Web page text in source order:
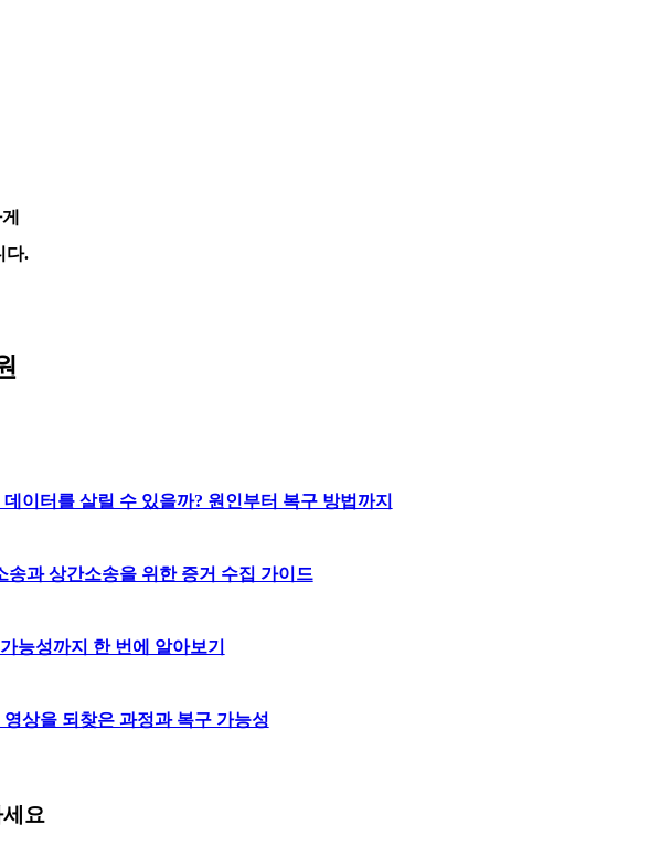
다.
이터를 살릴 수 있을까? 원인부터 복구 방법까지
과 상간소송을 위한 증거 수집 가이드
능성까지 한 번에 알아보기
상을 되찾은 과정과 복구 가능성
요